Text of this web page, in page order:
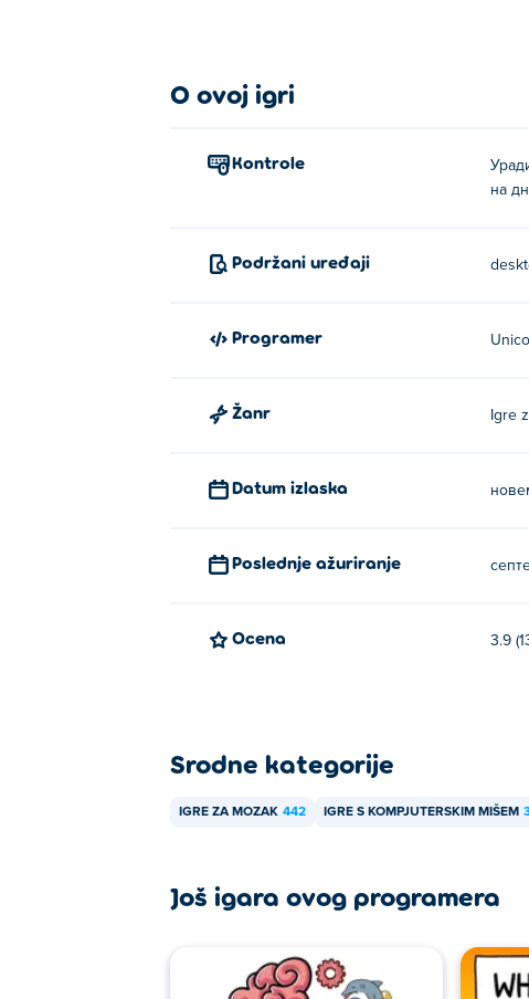
O ovoj igri
Kontrole
на
Podržani uređaji
Programer
Žanr Igre
Datum izlaska
Poslednje ažuriranje
Ocena 3.9
Srodne kategorije
IGRE ZA MOZAK 442 IGRE S KOMPJUTERSKIM MIŠEM
Još igara ovog programera